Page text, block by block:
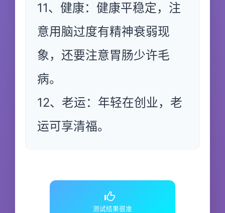
11、健康：健康平稳定，注
意用脑过度有精神衰弱现
象，还要注意胃肠少许毛
病。
12、老运：年轻在创业，老
运可享清福。
测试结果很准